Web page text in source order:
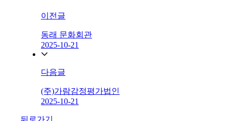
이전글
동래 문화회관
2025-10-21
다음글
(주)가람감정평가법인
2025-10-21
뒤로가기